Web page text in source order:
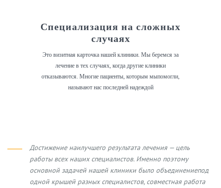
Специализация на сложных
случаях
Это визитная карточка нашей клиники. Мы беремся за
лечение в тех случаях, когда другие клиники
отказываются. Многие пациенты, которым мыпомогли,
называют нас последней надеждой
Достижение наилучшего результата лечения — цель
работы всех наших специалистов. Именно поэтому
основной задачей нашей клиники было объединениепод
одной крышей разных специалистов, совместная работа